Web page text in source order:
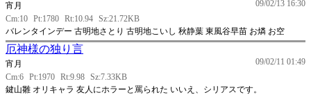
09/02/13 16:30
宵月
Cm:10 Pt:1780 Rt:10.94 Sz:21.72KB
バレンタインデー 古明地さとり 古明地こいし 秋静葉 東風谷早苗 お燐 お空
厄神様の独り言
09/02/11 01:49
宵月
Cm:6 Pt:1970 Rt:9.98 Sz:7.33KB
鍵山雛 オリキャラ 友人にホラーと罵られた いいえ、シリアスです。